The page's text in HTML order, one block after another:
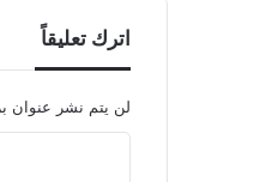
اترك تعليقاً
لن يتم نشر عنوان